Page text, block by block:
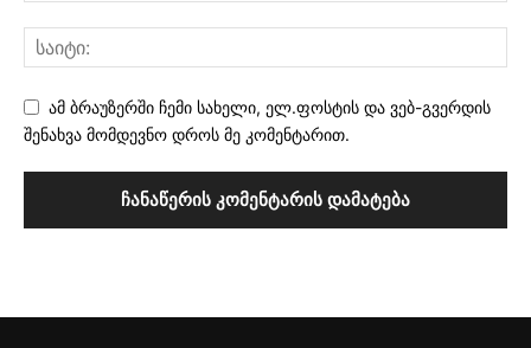
ამ ბრაუზერში ჩემი სახელი, ელ.ფოსტის და ვებ-გვერდის
შენახვა მომდევნო დროს მე კომენტარით.